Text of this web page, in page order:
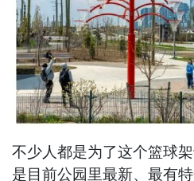
不少人都是为了这个篮球
是目前公园里最新、最有特